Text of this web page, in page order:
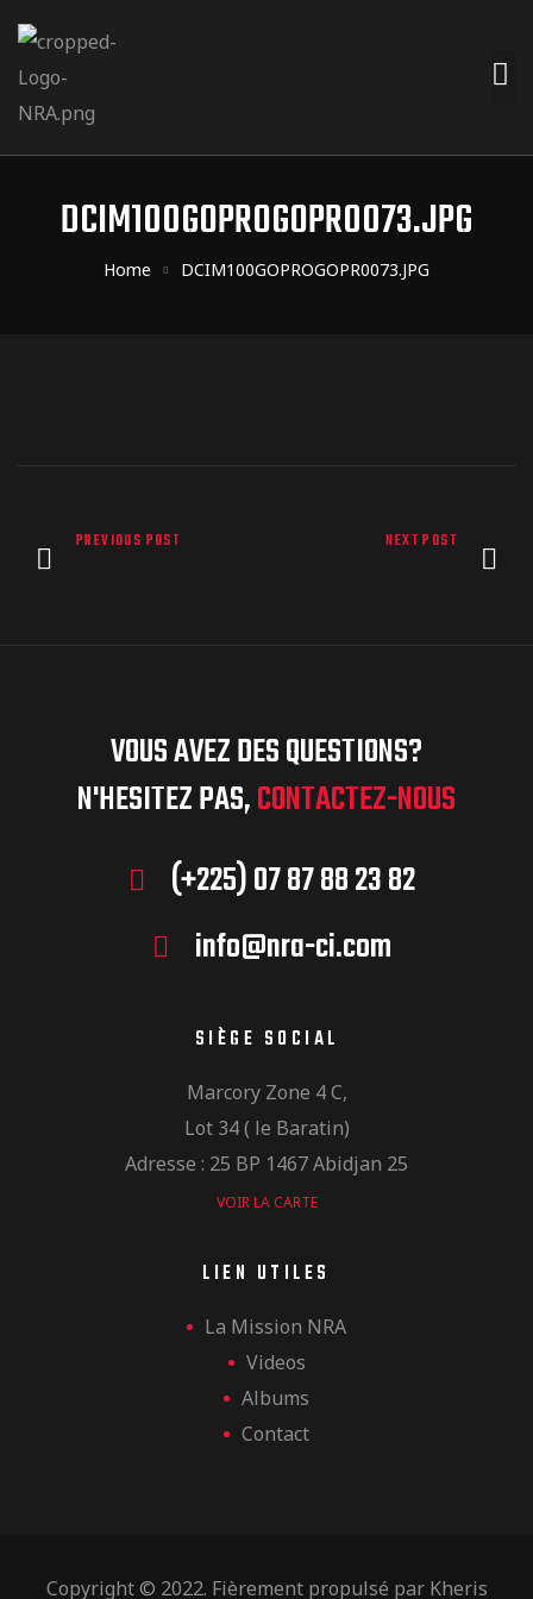
DCIM100GOPROGOPR0073.JPG
Home DCIM100GOPROGOPR0073.JPG
PREVIOUS POST NEXT POST
VOUS AVEZ DES QUESTIONS?
N'HESITEZ PAS,CONTACTEZ-NOUS
(+225) 07 87 88 23 82
info@nra-ci.com
SIÈGE SOCIAL
Marcory Zone 4 C,
Lot 34 ( le Baratin)
Adresse : 25 BP 1467 Abidjan 25
VOIR LA CARTE
LIEN UTILES
La Mission NRA
Videos
Albums
Contact
Copyright © 2022. Fièrement propulsé par Kheris